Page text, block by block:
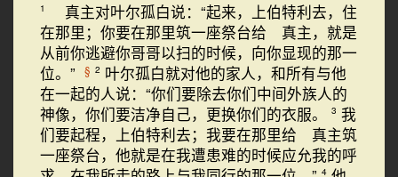
1
真主对叶尔孤白说：“起来，上伯特利去，住
在那里；你要在那里筑一座祭台给 真主，就是
从前你逃避你哥哥以扫的时候，向你显现的那一
位。”
§ 2 叶尔孤白就对他的家人，和所有与他
在一起的人说：“你们要除去你们中间外族人的
神像，你们要洁净自己，更换你们的衣服。
3 我
们要起程，上伯特利去；我要在那里给 真主筑
一座祭台，他就是在我遭患难的时候应允我的呼
4